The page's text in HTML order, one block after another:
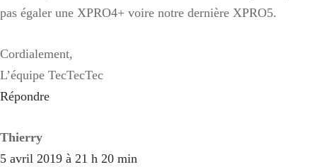
pas égaler une XPRO4+ voire notre dernière XPRO5.
Cordialement,
L’équipe TecTecTec
Répondre
Thierry
5 avril 2019 à 21 h 20 min